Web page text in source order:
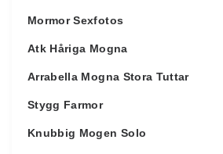
Mormor Sexfotos
Atk Håriga Mogna
Arrabella Mogna Stora Tuttar
Stygg Farmor
Knubbig Mogen Solo